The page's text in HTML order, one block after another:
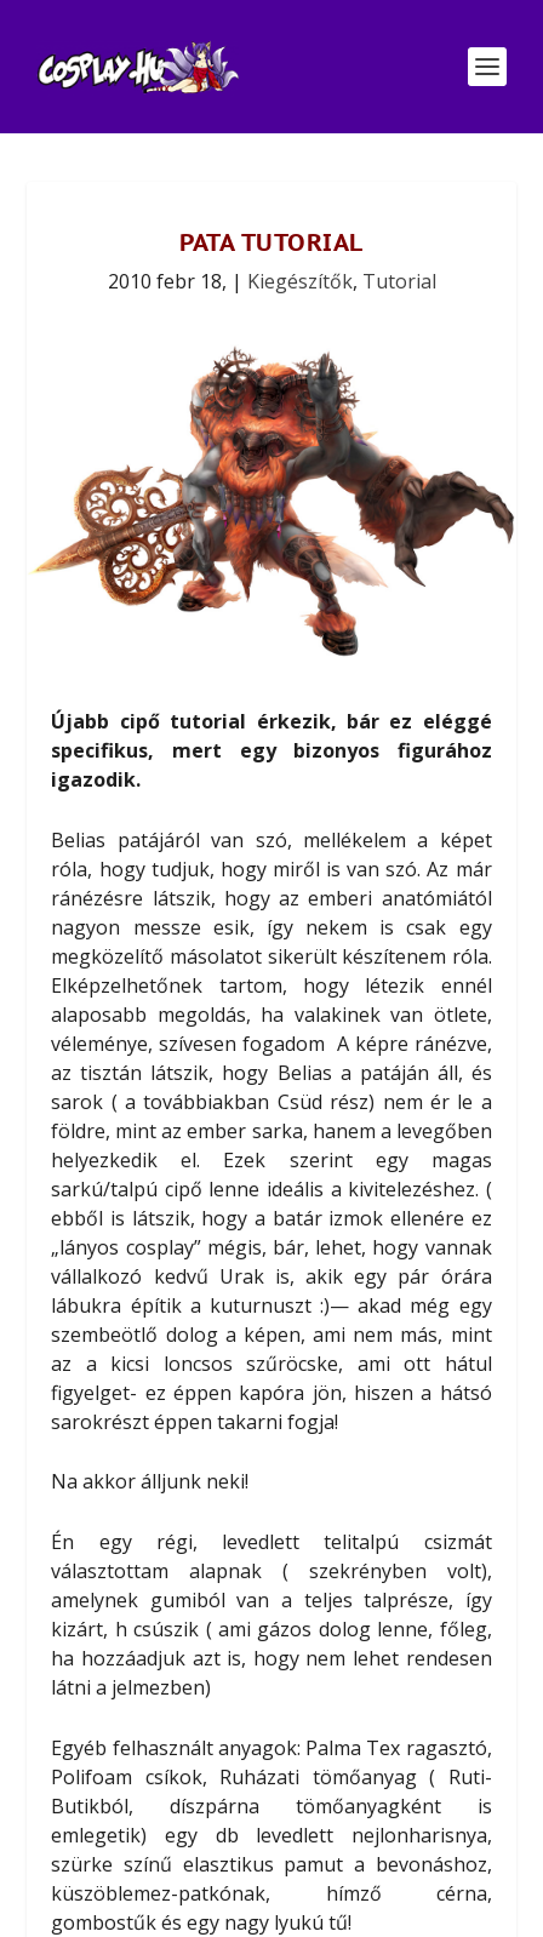
PATA TUTORIAL
2010 febr 18, | Kiegészítők, Tutorial
Újabb cipő tutorial érkezik, bár ez eléggé
specifikus, mert egy bizonyos figurához
igazodik.
Belias patájáról van szó, mellékelem a képet
róla, hogy tudjuk, hogy miről is van szó. Az már
ránézésre látszik, hogy az emberi anatómiától
nagyon messze esik, így nekem is csak egy
megközelítő másolatot sikerült készítenem róla.
Elképzelhetőnek tartom, hogy létezik ennél
alaposabb megoldás, ha valakinek van ötlete,
véleménye, szívesen fogadom A képre ránézve,
az tisztán látszik, hogy Belias a patáján áll, és
sarok ( a továbbiakban Csüd rész) nem ér le a
földre, mint az ember sarka, hanem a levegőben
helyezkedik el. Ezek szerint egy magas
sarkú/talpú cipő lenne ideális a kivitelezéshez. (
ebből is látszik, hogy a batár izmok ellenére ez
„lányos cosplay” mégis, bár, lehet, hogy vannak
vállalkozó kedvű Urak is, akik egy pár órára
lábukra építik a kuturnuszt :)— akad még egy
szembeötlő dolog a képen, ami nem más, mint
az a kicsi loncsos szűröcske, ami ott hátul
figyelget- ez éppen kapóra jön, hiszen a hátsó
sarokrészt éppen takarni fogja!
Na akkor álljunk neki!
Én egy régi, levedlett telitalpú csizmát
választottam alapnak ( szekrényben volt),
amelynek gumiból van a teljes talprésze, így
kizárt, h csúszik ( ami gázos dolog lenne, főleg,
ha hozzáadjuk azt is, hogy nem lehet rendesen
látni a jelmezben)
Egyéb felhasznált anyagok: Palma Tex ragasztó,
Polifoam csíkok, Ruházati tömőanyag ( Ruti-
Butikból, díszpárna tömőanyagként is
emlegetik) egy db levedlett nejlonharisnya,
szürke színű elasztikus pamut a bevonáshoz,
küszöblemez-patkónak, hímző cérna,
gombostűk és egy nagy lyukú tű!